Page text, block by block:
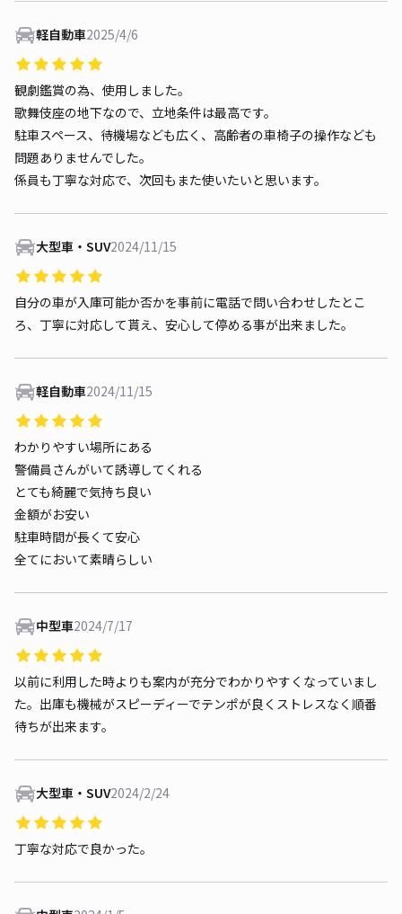
軽自動車2025/4/6
観劇鑑賞の為、使用しました。
歌舞伎座の地下なので、立地条件は最高です。
駐車スペース、待機場なども広く、高齢者の車椅子の操作なども
問題ありませんでした。
係員も丁寧な対応で、次回もまた使いたいと思います。
大型車・SUV2024/11/15
自分の車が入庫可能か否かを事前に電話で問い合わせしたとこ
ろ、丁寧に対応して貰え、安心して停める事が出来ました。
軽自動車2024/11/15
わかりやすい場所にある
警備員さんがいて誘導してくれる
とても綺麗で気持ち良い
金額がお安い
駐車時間が長くて安心
全てにおいて素晴らしい
中型車2024/7/17
以前に利用した時よりも案内が充分でわかりやすくなっていまし
た。出庫も機械がスピーディーでテンポが良くストレスなく順番
待ちが出来ます。
大型車・SUV2024/2/24
丁寧な対応で良かった。